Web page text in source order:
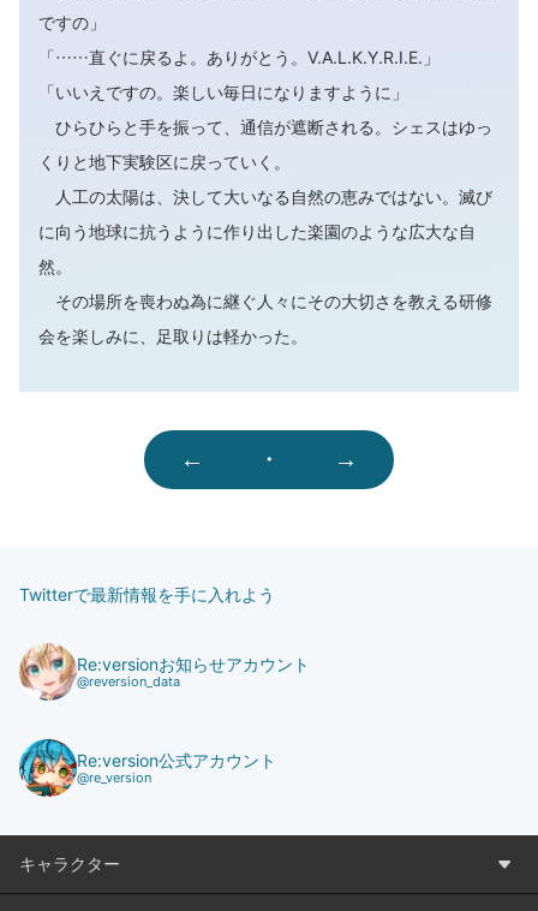
ですの」
「……直ぐに戻るよ。ありがとう。V.A.L.K.Y.R.I.E.」
「いいえですの。楽しい毎日になりますように」
ひらひらと手を振って、通信が遮断される。シェスはゆっ
くりと地下実験区に戻っていく。
人工の太陽は、決して大いなる自然の恵みではない。滅び
に向う地球に抗うように作り出した楽園のような広大な自
然。
その場所を喪わぬ為に継ぐ人々にその大切さを教える研修
会を楽しみに、足取りは軽かった。
← ・ →
Twitterで最新情報を手に入れよう
Re:versionお知らせアカウント
@reversion_data
Re:version公式アカウント
@re_version
キャラクター